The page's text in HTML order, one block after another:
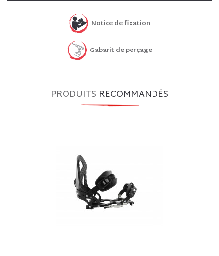
Notice de fixation
Gabarit de perçage
PRODUITS RECOMMANDÉS